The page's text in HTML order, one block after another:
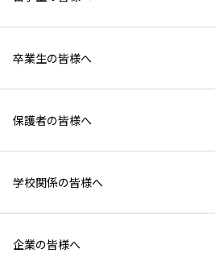
卒業生の皆様へ
保護者の皆様へ
学校関係の皆様へ
企業の皆様へ